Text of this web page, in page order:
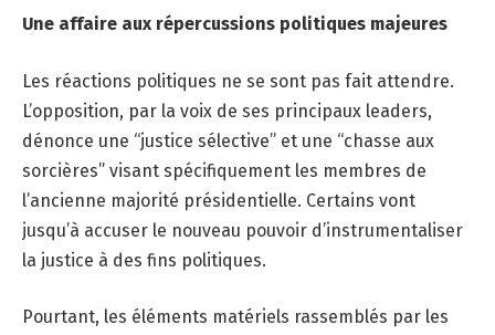
Une affaire aux répercussions politiques majeures
Les réactions politiques ne se sont pas fait attendre.
L’opposition, par la voix de ses principaux leaders,
dénonce une “justice sélective” et une “chasse aux
sorcières” visant spécifiquement les membres de
l’ancienne majorité présidentielle. Certains vont
jusqu’à accuser le nouveau pouvoir d’instrumentaliser
la justice à des fins politiques.
Pourtant, les éléments matériels rassemblés par les